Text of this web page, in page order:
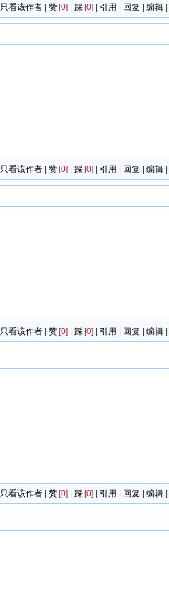
只看该作者 赞 [0] 踩 [0] 引用 回复 编辑
只看该作者 赞 [0] 踩 [0] 引用 回复 编辑
只看该作者 赞 [0] 踩 [0] 引用 回复 编辑
只看该作者 赞 [0] 踩 [0] 引用 回复 编辑